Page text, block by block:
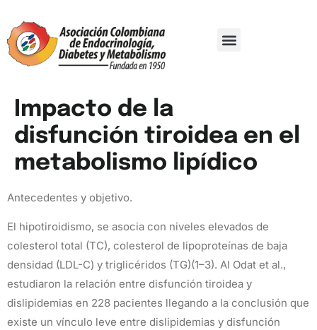
Impacto de la
disfunción tiroidea en el
metabolismo lipídico
Antecedentes y objetivo.
El hipotiroidismo, se asocia con niveles elevados de
colesterol total (TC), colesterol de lipoproteínas de baja
densidad (LDL-C) y triglicéridos (TG)(1–3). Al Odat et al.,
estudiaron la relación entre disfunción tiroidea y
dislipidemias en 228 pacientes llegando a la conclusión que
existe un vínculo leve entre dislipidemias y disfunción